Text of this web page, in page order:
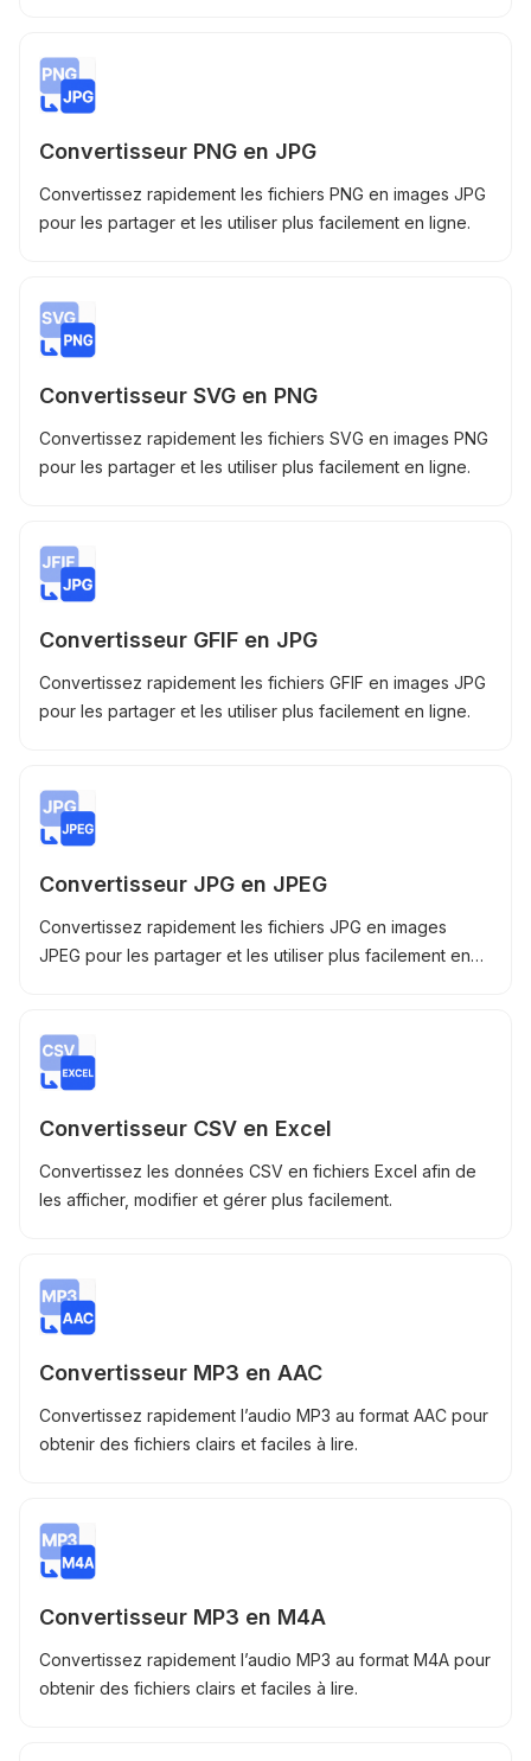
Convertisseur PNG en JPG
Convertissez rapidement les fichiers PNG en images JPG
pour les partager et les utiliser plus facilement en ligne.
Convertisseur SVG en PNG
Convertissez rapidement les fichiers SVG en images PNG
pour les partager et les utiliser plus facilement en ligne.
Convertisseur GFIF en JPG
Convertissez rapidement les fichiers GFIF en images JPG
pour les partager et les utiliser plus facilement en ligne.
Convertisseur JPG en JPEG
Convertissez rapidement les fichiers JPG en images
JPEG pour les partager et les utiliser plus facilement en
Convertisseur CSV en Excel
Convertissez les données CSV en fichiers Excel afin de
les afficher, modifier et gérer plus facilement.
Convertisseur MP3 en AAC
Convertissez rapidement l’audio MP3 au format AAC pour
obtenir des fichiers clairs et faciles à lire.
Convertisseur MP3 en M4A
Convertissez rapidement l’audio MP3 au format M4A pour
obtenir des fichiers clairs et faciles à lire.